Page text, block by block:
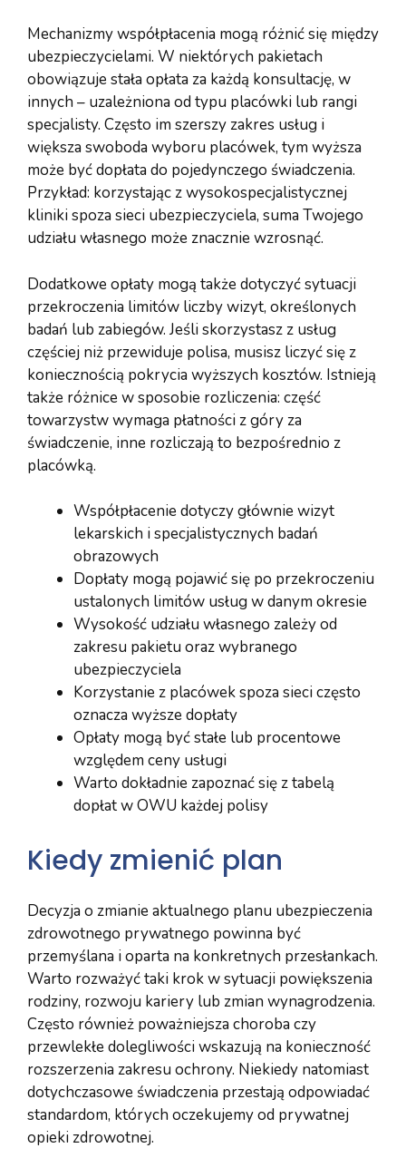
Mechanizmy współpłacenia mogą różnić się między
ubezpieczycielami. W niektórych pakietach
obowiązuje stała opłata za każdą konsultację, w
innych – uzależniona od typu placówki lub rangi
specjalisty. Często im szerszy zakres usług i
większa swoboda wyboru placówek, tym wyższa
może być dopłata do pojedynczego świadczenia.
Przykład: korzystając z wysokospecjalistycznej
kliniki spoza sieci ubezpieczyciela, suma Twojego
udziału własnego może znacznie wzrosnąć.
Dodatkowe opłaty mogą także dotyczyć sytuacji
przekroczenia limitów liczby wizyt, określonych
badań lub zabiegów. Jeśli skorzystasz z usług
częściej niż przewiduje polisa, musisz liczyć się z
koniecznością pokrycia wyższych kosztów. Istnieją
także różnice w sposobie rozliczenia: część
towarzystw wymaga płatności z góry za
świadczenie, inne rozliczają to bezpośrednio z
placówką.
Współpłacenie dotyczy głównie wizyt
lekarskich i specjalistycznych badań
obrazowych
Dopłaty mogą pojawić się po przekroczeniu
ustalonych limitów usług w danym okresie
Wysokość udziału własnego zależy od
zakresu pakietu oraz wybranego
ubezpieczyciela
Korzystanie z placówek spoza sieci często
oznacza wyższe dopłaty
Opłaty mogą być stałe lub procentowe
względem ceny usługi
Warto dokładnie zapoznać się z tabelą
dopłat w OWU każdej polisy
Kiedy zmienić plan
Decyzja o zmianie aktualnego planu ubezpieczenia
zdrowotnego prywatnego powinna być
przemyślana i oparta na konkretnych przesłankach.
Warto rozważyć taki krok w sytuacji powiększenia
rodziny, rozwoju kariery lub zmian wynagrodzenia.
Często również poważniejsza choroba czy
przewlekłe dolegliwości wskazują na konieczność
rozszerzenia zakresu ochrony. Niekiedy natomiast
dotychczasowe świadczenia przestają odpowiadać
standardom, których oczekujemy od prywatnej
opieki zdrowotnej.